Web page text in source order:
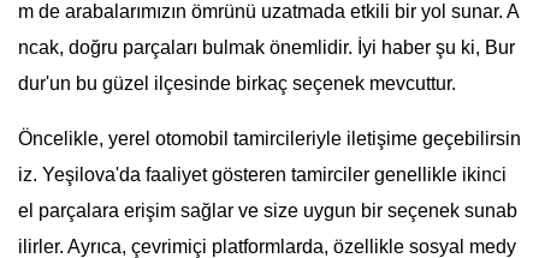
m de arabalarımızın ömrünü uzatmada etkili bir yol sunar. A
ncak, doğru parçaları bulmak önemlidir. İyi haber şu ki, Bur
dur'un bu güzel ilçesinde birkaç seçenek mevcuttur.
Öncelikle, yerel otomobil tamircileriyle iletişime geçebilirsin
iz. Yeşilova'da faaliyet gösteren tamirciler genellikle ikinci
el parçalara erişim sağlar ve size uygun bir seçenek sunab
ilirler. Ayrıca, çevrimiçi platformlarda, özellikle sosyal medy